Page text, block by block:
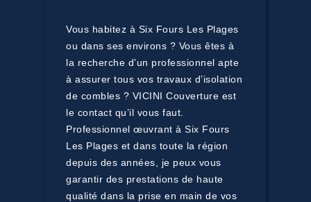
Vous habitez à Six Fours Les Plages
ou dans ses environs ? Vous êtes à
la recherche d’un professionnel apte
à assurer tous vos travaux d’isolation
de combles ? VICINI Couverture est
le contact qu’il vous faut.
Professionnel œuvrant à Six Fours
Les Plages et dans toute la région
depuis des années, je peux vous
garantir des prestations de haute
qualité dans la prise en main de vos